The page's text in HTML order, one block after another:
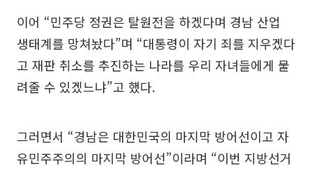
이어 “민주당 정권은 탈원전을 하겠다며 경남 산업
생태계를 망쳐놨다”며 “대통령이 자기 죄를 지우겠다
고 재판 취소를 추진하는 나라를 우리 자녀들에게 물
려줄 수 있겠느냐”고 했다.
그러면서 “경남은 대한민국의 마지막 방어선이고 자
유민주주의의 마지막 방어선”이라며 “이번 지방선거